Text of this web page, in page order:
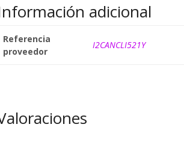
adicional
Referencia
proveedor
I2CANCLI521Y